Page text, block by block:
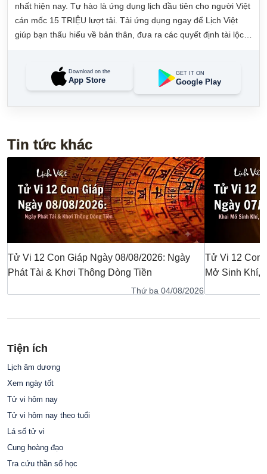
nhất hiện nay. Tự hào là ứng dụng lịch đầu tiên cho người Việt
cán mốc 15 TRIỆU lượt tải. Tải ứng dụng ngay để Lịch Việt
giúp bạn thấu hiểu về bản thân, đưa ra các quyết định tài lộc,
Download on the
App Store
GET IT ON
Google Play
Tin tức khác
Tử Vi 12 Con Giáp Ngày 08/08/2026: Ngày
Phát Tài & Khơi Thông Dòng Tiền
Thứ ba 04/08/2026
Tử Vi 12 Con
Mở Sinh Khí,
Tiện ích
Lịch âm dương
Xem ngày tốt
Tử vi hôm nay
Tử vi hôm nay theo tuổi
Lá số tử vi
Cung hoàng đạo
Tra cứu thần số học